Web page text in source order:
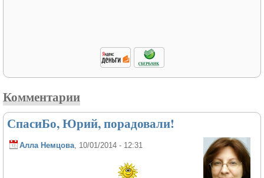
Комментарии
СпасиБо, Юрий, порадовали!
Алла Немцова, 10/01/2014 - 12:31